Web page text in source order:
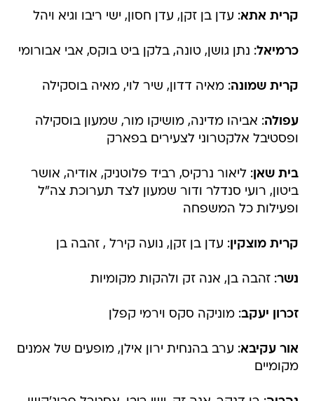
כרמיאל: נתן גושן, טונה, בלקן ביט בוקס, אבי אבורומי
קרית שמונה : מאיה דדון, שיר לוי, מאיה בוסקילה
עפולה: אביהו מדינה, מושיקו מור, שמעון בוסקילה
בית שאן : ליאור נרקיס, רביד פלוטניק, אודיה, אושר
ופעילות כל המשפחה
קרית מוצקין: עדן בן זקן, נועה קירל , זהבה בן
נשר: זהבה בן, אנה זק ולהקות מקומיות
זכרון יעקב : מוניקה סקס וירמי קפלן
אור עקיבא: ערב בהנחית ירון אילן, מופעים של אמנים
נהריה: רן דנקר, אנה זק, ישי ריבו, אסטרל פרוג'קשן